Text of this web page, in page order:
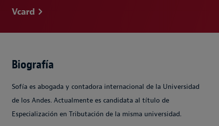
Vcard
Biografía
Sofía es abogada y contadora internacional de la Universidad
de los Andes. Actualmente es candidata al título de
Especialización en Tributación de la misma universidad.